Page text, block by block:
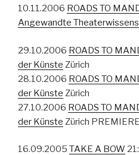
10.11.2006 ROADS TO
Angewandte
29.10.2006 ROADS TO
der Künste Zürich
28.10.2006 ROADS TO
der Künste Zürich
27.10.2006 ROADS TO
der Künste Zürich PREMIERE
16.09.2005 TAKE A BOW